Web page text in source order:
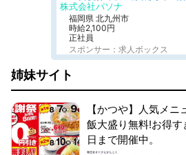
株式会社パソナ
福岡県 北九州市
時給2,100円
正社員
スポンサー：求人ボックス
姉妹サイト
【かつや】人気メ
飯大盛り無料!お得
日まで開催中。